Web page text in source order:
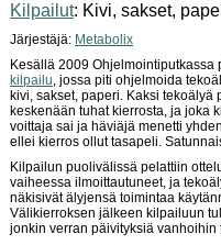
Kilpailut: Kivi, sakset,
Järjestäjä: Metabolix
Kesällä 2009 Ohjelmointiputkassa
kilpailu, jossa piti ohjelmoida
kivi, sakset, paperi. Kaksi tekoälyä
keskenään tuhat kierrosta, ja joka
voittaja sai ja häviäjä menetti
ellei kierros ollut tasapeli.
Kilpailun puolivälissä pelattiin
vaiheessa ilmoittautuneet, ja
näkisivät älyjensä toimintaa
Välikierroksen jälkeen kilpailuun
jonkin verran päivityksiä vanhoihin